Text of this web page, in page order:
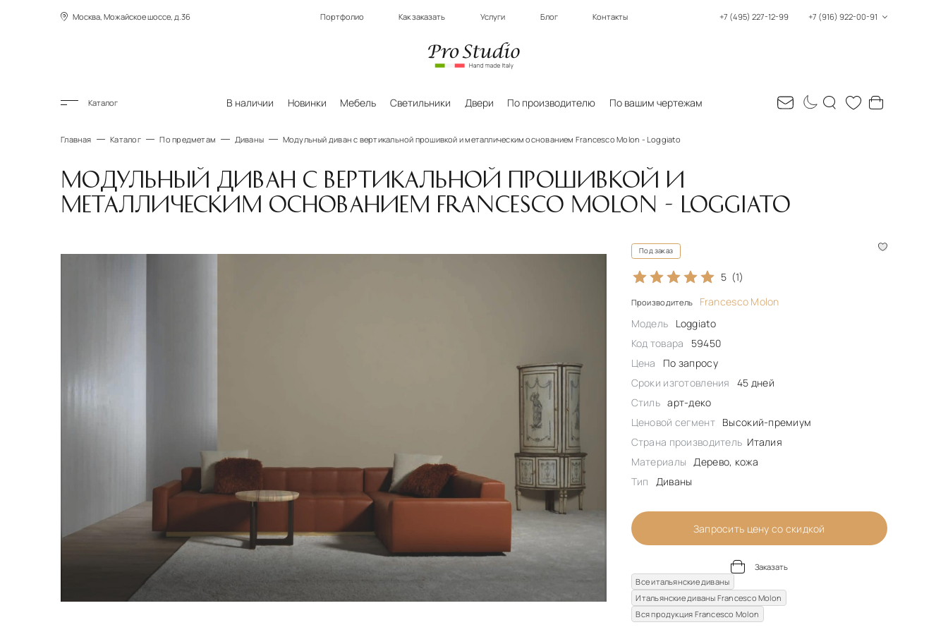
Москва, Можайское шоссе, д.36 Портфолио Как заказать Услуги Блог Контакты +7 (495) 227-12-99 +7 (916) 922-00-91
Каталог В наличии Новинки Мебель Светильники Двери По производителю По вашим чертежам
Главная Каталог По предметам Диваны Модульный диван с вертикальной прошивкой и металлическим основанием Francesco Molon - Loggiato
МОДУЛЬНЫЙ ДИВАН С ВЕРТИКАЛЬНОЙ ПРОШИВКОЙ И
МЕТАЛЛИЧЕСКИМ ОСНОВАНИЕМ FRANCESCO MOLON - LOGGIATO
Под заказ
5 (1)
Производитель
Francesco Molon
Модель
Loggiato
Код товара
59450
Цена
По запросу
Сроки изготовления
45 дней
Стиль арт-деко
Ценовой сегмент Высокий-премиум
Страна производитель Италия
Материалы
Дерево, кожа
Тип
Диваны
Запросить цену со скидкой
Заказать
Все итальянские диваны
Итальянские диваны Francesco Molon
Вся продукция Francesco Molon